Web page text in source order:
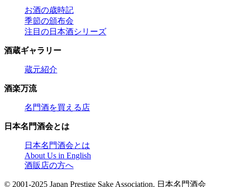
お酒の歳時記
季節の頒布会
注目の日本酒シリーズ
酒蔵ギャラリー
蔵元紹介
酒楽万流
名門酒を買える店
日本名門酒会とは
日本名門酒会とは
About Us in English
酒販店の方へ
© 2001-2025 Japan Prestige Sake Association. 日本名門酒会